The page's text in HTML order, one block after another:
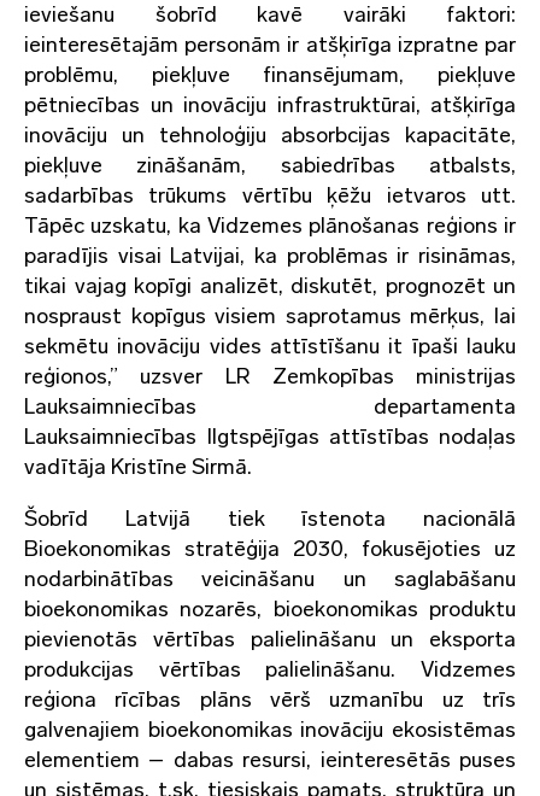
ieviešanu šobrīd kavē vairāki faktori:
ieinteresētajām personām ir atšķirīga izpratne par
problēmu, piekļuve finansējumam, piekļuve
pētniecības un inovāciju infrastruktūrai, atšķirīga
inovāciju un tehnoloģiju absorbcijas kapacitāte,
piekļuve zināšanām, sabiedrības atbalsts,
sadarbības trūkums vērtību ķēžu ietvaros utt.
Tāpēc uzskatu, ka Vidzemes plānošanas reģions ir
paradījis visai Latvijai, ka problēmas ir risināmas,
tikai vajag kopīgi analizēt, diskutēt, prognozēt un
nospraust kopīgus visiem saprotamus mērķus, lai
sekmētu inovāciju vides attīstīšanu it īpaši lauku
reģionos,” uzsver LR Zemkopības ministrijas
Lauksaimniecības departamenta
Lauksaimniecības Ilgtspējīgas attīstības nodaļas
vadītāja Kristīne Sirmā.
Šobrīd Latvijā tiek īstenota nacionālā
Bioekonomikas stratēģija 2030, fokusējoties uz
nodarbinātības veicināšanu un saglabāšanu
bioekonomikas nozarēs, bioekonomikas produktu
pievienotās vērtības palielināšanu un eksporta
produkcijas vērtības palielināšanu. Vidzemes
reģiona rīcības plāns vērš uzmanību uz trīs
galvenajiem bioekonomikas inovāciju ekosistēmas
elementiem – dabas resursi, ieinteresētās puses
un sistēmas, t.sk. tiesiskais pamats, struktūra un